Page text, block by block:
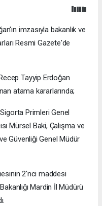
imzasıyla bakanlık ve
Resmi Gazete'de
Tayyip Erdoğan
atama kararlarında;
Primleri Genel
Mürsel Baki, Çalışma ve
Güvenliği Genel Müdür
2'nci maddesi
Mardin İl Müdürü